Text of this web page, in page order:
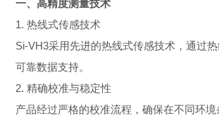
一、高精度测量技术
1. 热线式传感技术
Si-VH3采用先进的热线式传感技术，通过
可靠数据支持。
2. 精确校准与稳定性
产品经过严格的校准流程，确保在不同环